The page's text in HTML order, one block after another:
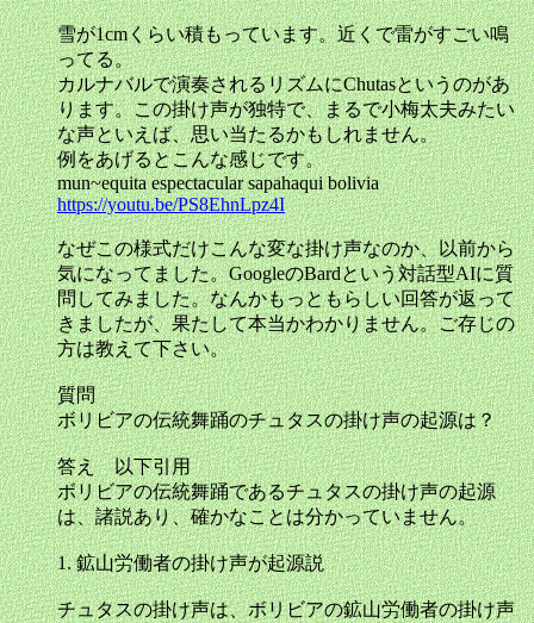
雪が1cmくらい積もっています。近くで雷がすごい鳴
ってる。
カルナバルで演奏されるリズムにChutasというのがあ
ります。この掛け声が独特で、まるで小梅太夫みたい
な声といえば、思い当たるかもしれません。
例をあげるとこんな感じです。
mun~equita espectacular sapahaqui bolivia
https://youtu.be/PS8EhnLpz4I
なぜこの様式だけこんな変な掛け声なのか、以前から
気になってました。GoogleのBardという対話型AIに質
問してみました。なんかもっともらしい回答が返って
きましたが、果たして本当かわかりません。ご存じの
方は教えて下さい。
質問
ボリビアの伝統舞踊のチュタスの掛け声の起源は？
答え 以下引用
ボリビアの伝統舞踊であるチュタスの掛け声の起源
は、諸説あり、確かなことは分かっていません。
1. 鉱山労働者の掛け声が起源説
チュタスの掛け声は、ボリビアの鉱山労働者の掛け声